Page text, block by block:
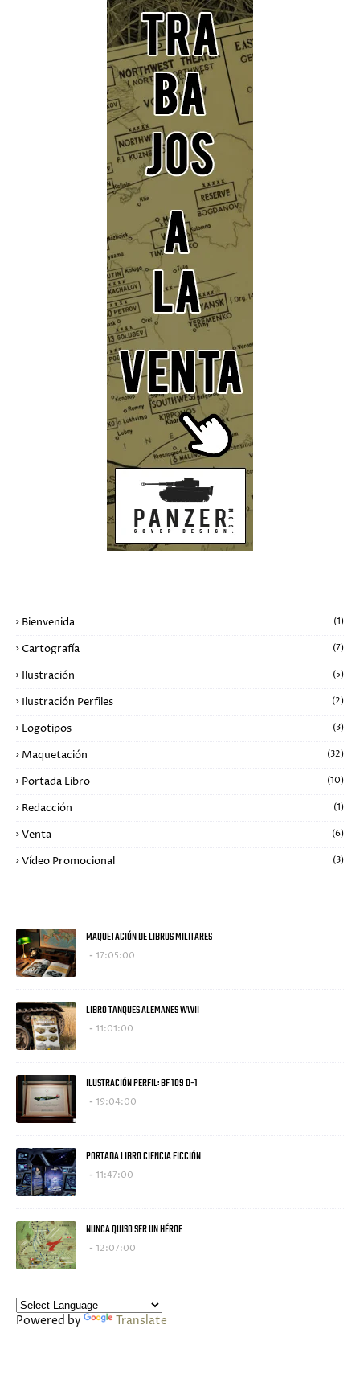
Bienvenida (1)
Cartografía (7)
Ilustración (5)
Ilustración Perfiles (2)
Logotipos (3)
Maquetación (32)
Portada Libro (10)
Redacción (1)
Venta (6)
Vídeo Promocional (3)
MAQUETACIÓN DE LIBROS MILITARES
17:05:00
LIBRO TANQUES ALEMANES WWII
11:01:00
ILUSTRACIÓN PERFIL: BF 109 D-1
19:04:00
PORTADA LIBRO CIENCIA FICCIÓN
11:47:00
NUNCA QUISO SER UN HÉROE
12:07:00
Powered by Translate